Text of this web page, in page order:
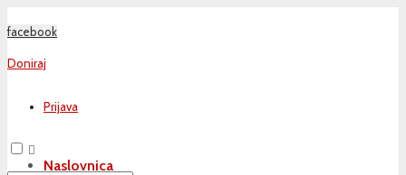
facebook
Doniraj
Prijava
Naslovnica